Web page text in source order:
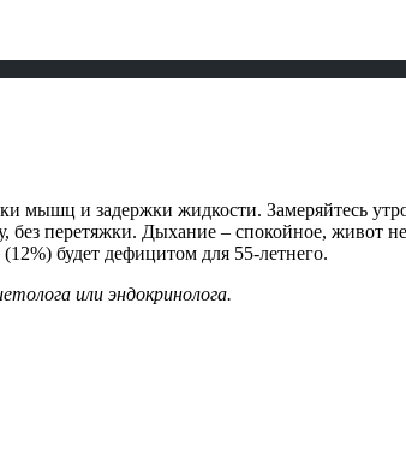
мышц и задержки жидкости. Замеряйтесь
без перетяжки. Дыхание – спокойное, живот
будет дефицитом для 55-летнего.
или эндокринолога.